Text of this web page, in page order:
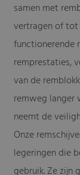
samen met
vertragen of tot
functionerende
remprestaties,
van de
remweg langer
neemt de
Onze
legeringen die
gebruik. Ze zijn